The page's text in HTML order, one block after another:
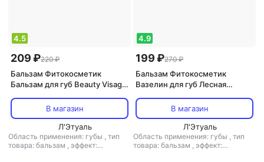
4.5
209 ₽220 ₽
Бальзам Фитокосметик
Бальзам для губ Beauty Visage
пептидныйВ магазин
Л'Этуаль
Область применения: губы , тип
товара: бальзам , эффект:
4.9
199 ₽270 ₽
Бальзам Фитокосметик
Вазелин для губ Лесная
увлажнение, 4,5 г
В магазин
Л'Этуаль
Область применения: губы , тип
товара: бальзам , эффект: